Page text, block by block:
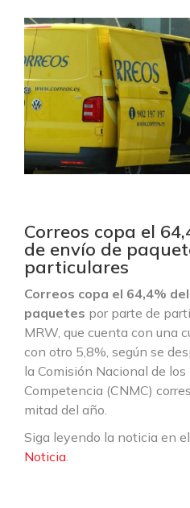
Correos copa el
de envío de
particulares
Correos copa el 64,4%
paquetes por parte de
MRW, que cuenta con una
con otro 5,8%, según se
la Comisión Nacional de los
Competencia (CNMC)
mitad del año.
Siga leyendo la noticia en
Noticia.